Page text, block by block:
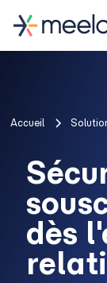
Accueil
dès